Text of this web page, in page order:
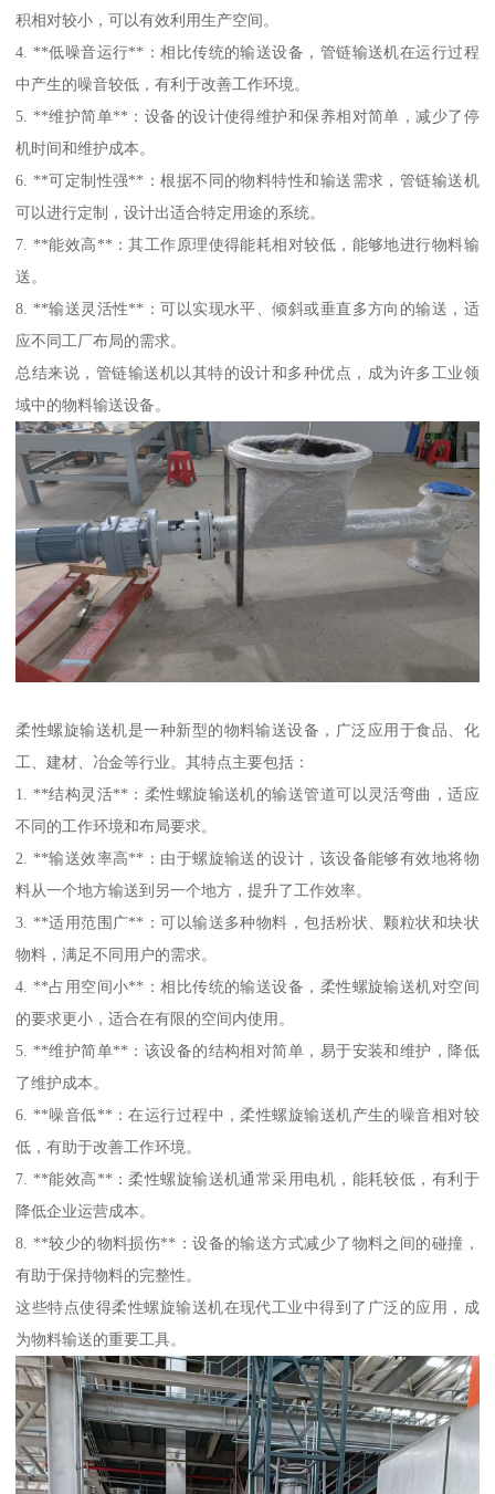
积相对较小，可以有效利用生产空间。
4. **低噪音运行**：相比传统的输送设备，管链输送机在运行过程
中产生的噪音较低，有利于改善工作环境。
5. **维护简单**：设备的设计使得维护和保养相对简单，减少了停
机时间和维护成本。
6. **可定制性强**：根据不同的物料特性和输送需求，管链输送机
可以进行定制，设计出适合特定用途的系统。
7. **能效高**：其工作原理使得能耗相对较低，能够地进行物料输
送。
8. **输送灵活性**：可以实现水平、倾斜或垂直多方向的输送，适
应不同工厂布局的需求。
总结来说，管链输送机以其特的设计和多种优点，成为许多工业领
域中的物料输送设备。
柔性螺旋输送机是一种新型的物料输送设备，广泛应用于食品、化
工、建材、冶金等行业。其特点主要包括：
1. **结构灵活**：柔性螺旋输送机的输送管道可以灵活弯曲，适应
不同的工作环境和布局要求。
2. **输送效率高**：由于螺旋输送的设计，该设备能够有效地将物
料从一个地方输送到另一个地方，提升了工作效率。
3. **适用范围广**：可以输送多种物料，包括粉状、颗粒状和块状
物料，满足不同用户的需求。
4. **占用空间小**：相比传统的输送设备，柔性螺旋输送机对空间
的要求更小，适合在有限的空间内使用。
5. **维护简单**：该设备的结构相对简单，易于安装和维护，降低
了维护成本。
6. **噪音低**：在运行过程中，柔性螺旋输送机产生的噪音相对较
低，有助于改善工作环境。
7. **能效高**：柔性螺旋输送机通常采用电机，能耗较低，有利于
降低企业运营成本。
8. **较少的物料损伤**：设备的输送方式减少了物料之间的碰撞，
有助于保持物料的完整性。
这些特点使得柔性螺旋输送机在现代工业中得到了广泛的应用，成
为物料输送的重要工具。